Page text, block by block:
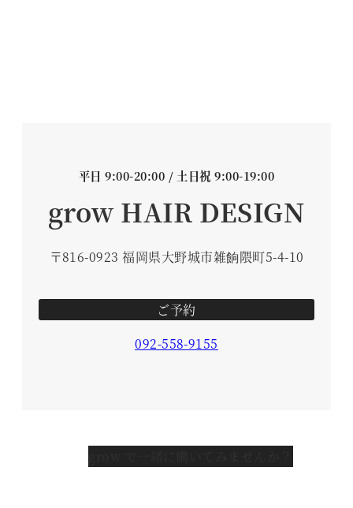
平日 9:00-20:00 / 土日祝 9:00-19:00
grow HAIR DESIGN
〒816-0923 福岡県大野城市雑餉隈町5-4-10
ご予約
092-558-9155